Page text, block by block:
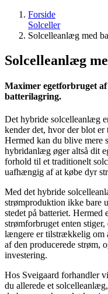
Forside
Solceller
Solcelleanlæg med
Solcelleanlæg
Maximer egetforbruget
batterilagring.
Det hybride solcelleanlæg
kender det, hvor der blot
Hermed kan du blive mere
hybridanlæg øger altså dit
forhold til et traditionelt
uafhængig af at købe dyr
Med det hybride
strømproduktion ikke bare
stedet på batteriet. Hermed
strømforbruget enten
længere er tilstrækkelig om
af den producerede strøm,
investering.
Hos Sveigaard forhandler
du allerede et